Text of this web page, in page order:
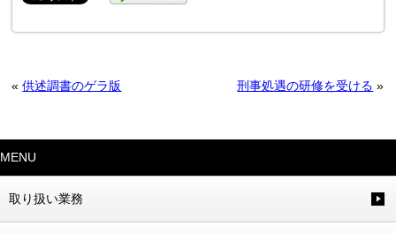
«供述調書のゲラ版 刑事処遇の研修を受ける »
MENU
取り扱い業務